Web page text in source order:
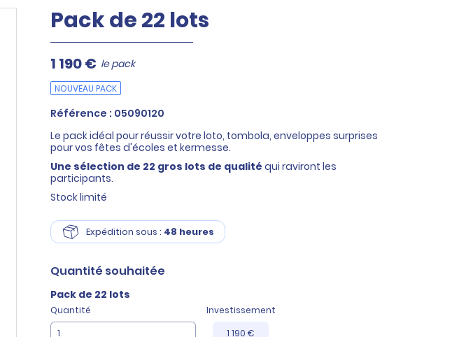
Pack de 22 lots
1 190 € le pack
NOUVEAU PACK
Référence : 05090120
Le pack idéal pour réussir votre loto, tombola, enveloppes surprises
pour vos fêtes d'écoles et kermesse.
Une sélection de 22 gros lots de qualité qui raviront les
participants.
Stock limité
Expédition sous : 48 heures
Quantité souhaitée
Pack de 22 lots
Quantité
Investissement
1 190 €